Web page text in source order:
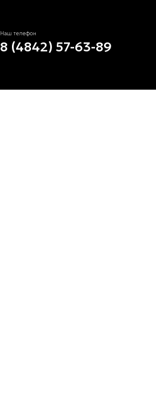
Наш телефон
8 (4842) 57-63-89